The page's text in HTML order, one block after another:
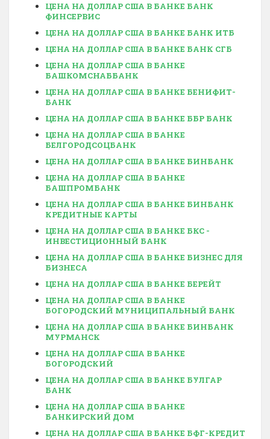
ЦЕНА НА ДОЛЛАР США В БАНКЕ БАНК
ФИНСЕРВИС
ЦЕНА НА ДОЛЛАР США В БАНКЕ БАНК ИТБ
ЦЕНА НА ДОЛЛАР США В БАНКЕ БАНК СГБ
ЦЕНА НА ДОЛЛАР США В БАНКЕ
БАШКОМСНАББАНК
ЦЕНА НА ДОЛЛАР США В БАНКЕ БЕНИФИТ-
БАНК
ЦЕНА НА ДОЛЛАР США В БАНКЕ ББР БАНК
ЦЕНА НА ДОЛЛАР США В БАНКЕ
БЕЛГОРОДСОЦБАНК
ЦЕНА НА ДОЛЛАР США В БАНКЕ БИНБАНК
ЦЕНА НА ДОЛЛАР США В БАНКЕ
БАШПРОМБАНК
ЦЕНА НА ДОЛЛАР США В БАНКЕ БИНБАНК
КРЕДИТНЫЕ КАРТЫ
ЦЕНА НА ДОЛЛАР США В БАНКЕ БКС -
ИНВЕСТИЦИОННЫЙ БАНК
ЦЕНА НА ДОЛЛАР США В БАНКЕ БИЗНЕС ДЛЯ
БИЗНЕСА
ЦЕНА НА ДОЛЛАР США В БАНКЕ БЕРЕЙТ
ЦЕНА НА ДОЛЛАР США В БАНКЕ
БОГОРОДСКИЙ МУНИЦИПАЛЬНЫЙ БАНК
ЦЕНА НА ДОЛЛАР США В БАНКЕ БИНБАНК
МУРМАНСК
ЦЕНА НА ДОЛЛАР США В БАНКЕ
БОГОРОДСКИЙ
ЦЕНА НА ДОЛЛАР США В БАНКЕ БУЛГАР
БАНК
ЦЕНА НА ДОЛЛАР США В БАНКЕ
БАНКИРСКИЙ ДОМ
ЦЕНА НА ДОЛЛАР США В БАНКЕ БФГ-КРЕДИТ